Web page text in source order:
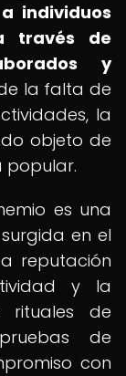
individuos
través de
y
la falta de
la
objeto de
popular.
es una
en el
reputación
y la
rituales de
de
con